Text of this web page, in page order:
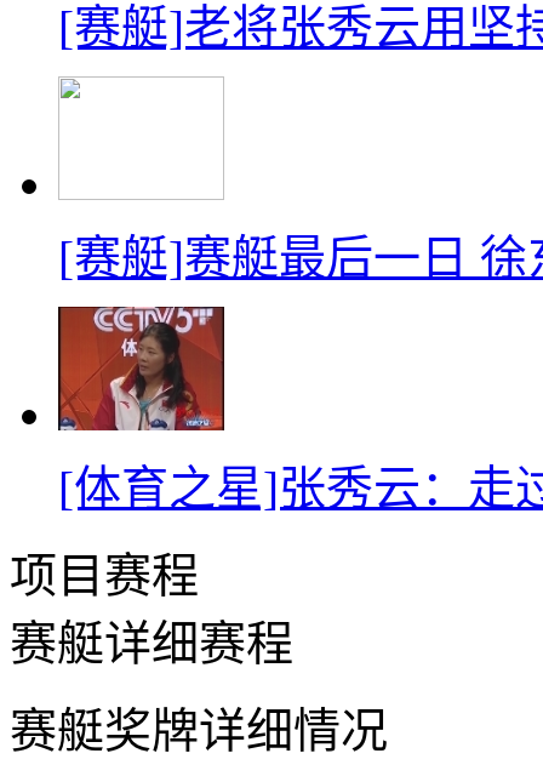
[赛艇]老将张秀云用坚
[赛艇]赛艇最后一日
[体育之星]张秀云：走
项目赛程
赛艇详细赛程
赛艇奖牌详细情况